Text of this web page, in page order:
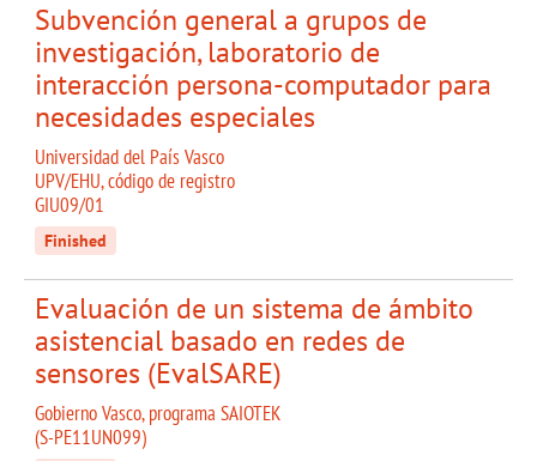
Subvención general a grupos de
investigación, laboratorio de
interacción persona-computador para
necesidades especiales
Universidad del País Vasco
UPV/EHU, código de registro
GIU09/01
Finished
Evaluación de un sistema de ámbito
asistencial basado en redes de
sensores (EvalSARE)
Gobierno Vasco, programa SAIOTEK
(S-PE11UN099)